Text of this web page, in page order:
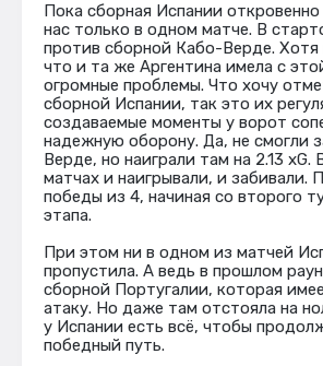
Пока сборная Испании
нас только в одном матче. В
против сборной Кабо-Верде.
что и та же Аргентина имела с
огромные проблемы. Что хочу
сборной Испании, так это их
создаваемые моменты у ворот
надежную оборону. Да, не смогли
Верде, но наиграли там на 2.13 xG.
матчах и наигрывали, и забивали.
победы из 4, начиная со второго
этапа.
При этом ни в одном из матчей
пропустила. А ведь в прошлом
сборной Португалии, которая
атаку. Но даже там отстояла на
у Испании есть всё, чтобы
победный путь.